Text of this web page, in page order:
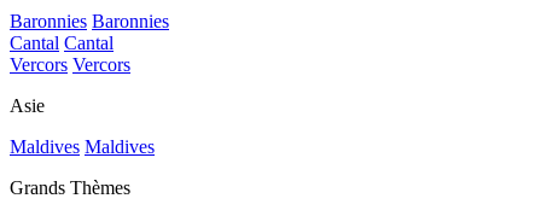
Baronnies Baronnies
Cantal Cantal
Vercors Vercors
Asie
Maldives Maldives
Grands Thèmes